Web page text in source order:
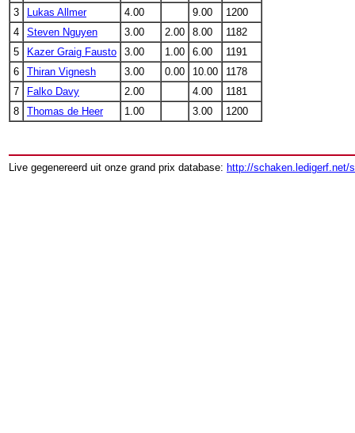
3
Lukas Allmer 4.00 9.00
1200
4
Steven Nguyen 3.00 2.00 8.00
1182
5
Kazer Graig Fausto 3.00 1.00 6.00
1191
6
Thiran Vignesh 3.00 0.00 10.00
1178
7
Falko Davy 2.00 4.00
1181
8
Thomas de Heer 1.00 3.00 1200
Live gegenereerd uit onze grand prix database: http://schaken.ledigerf.net/